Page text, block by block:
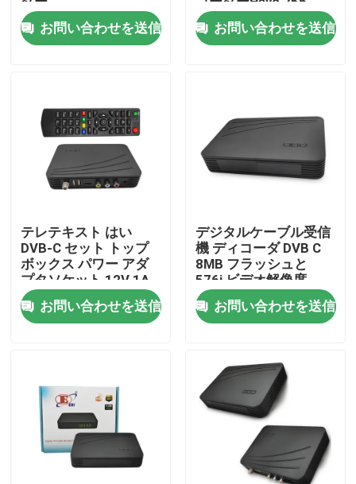
ホーム
VRショー
企業情報
会社案内
品質管理
お問い合わせ
テレビの上箱
お問い合わせを送信
お問い合わせを送信
テレテキスト はい
DVB-C セット トップ
ボックス パワー アダ
プタソケット 12V 1A
お問い合わせを送信
デジタルケーブル受信
機 ディコーダ DVB C
8MB フラッシュと
576i ビデオ解像度
お問い合わせを送信